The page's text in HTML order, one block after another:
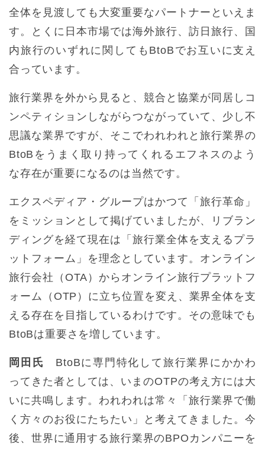
全体を見渡しても大変重要なパートナーといえま
す。とくに日本市場では海外旅行、訪日旅行、国
内旅行のいずれに関してもBtoBでお互いに支え
合っています。
旅行業界を外から見ると、競合と協業が同居しコ
ンペティションしながらつながっていて、少し不
思議な業界ですが、そこでわれわれと旅行業界の
BtoBをうまく取り持ってくれるエフネスのよう
な存在が重要になるのは当然です。
エクスペディア・グループはかつて「旅行革命」
をミッションとして掲げていましたが、リブラン
ディングを経て現在は「旅行業全体を支えるプラ
ットフォーム」を理念としています。オンライン
旅行会社（OTA）からオンライン旅行プラットフ
ォーム（OTP）に立ち位置を変え、業界全体を支
える存在を目指しているわけです。その意味でも
BtoBは重要さを増しています。
岡田氏
BtoBに専門特化して旅行業界にかかわ
ってきた者としては、いまのOTPの考え方には大
いに共鳴します。われわれは常々「旅行業界で働
く方々のお役にたちたい」と考えてきました。今
後、世界に通用する旅行業界のBPOカンパニーを